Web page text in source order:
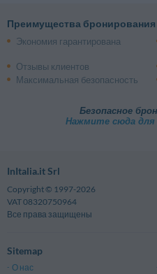
Преимущества бронирования
Экономия гарантирована
Отзывы клиентов
Максимальная безопасность
Безопасное
Нажмите сюда для
InItalia.it Srl
Copyright © 1997-2026
VAT 08320750964
Все права защищены
Sitemap
О нас